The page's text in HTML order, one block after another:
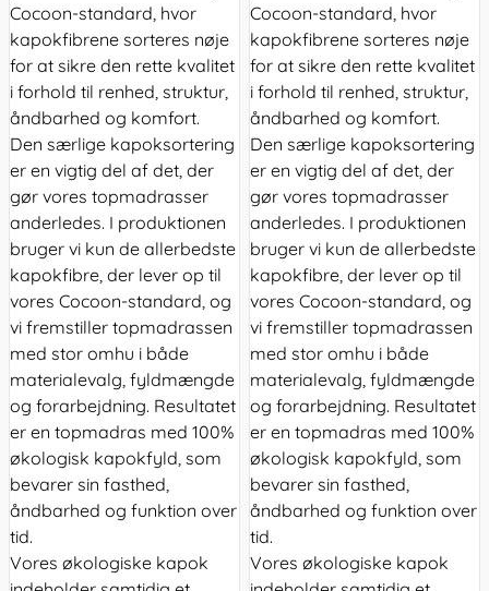
Cocoon-standard, hvor
kapokfibrene sorteres nøje
for at sikre den rette kvalitet
i forhold til renhed, struktur,
åndbarhed og komfort.
Den særlige kapoksortering
er en vigtig del af det, der
gør vores topmadrasser
anderledes. I produktionen
bruger vi kun de allerbedste
kapokfibre, der lever op til
vores Cocoon-standard, og
vi fremstiller topmadrassen
med stor omhu i både
materialevalg, fyldmængde
og forarbejdning. Resultatet
er en topmadras med 100%
økologisk kapokfyld, som
bevarer sin fasthed,
åndbarhed og funktion over
tid.
Vores økologiske kapok
Cocoon-standard, hvor
kapokfibrene sorteres nøje
for at sikre den rette kvalitet
i forhold til renhed, struktur,
åndbarhed og komfort.
Den særlige kapoksortering
er en vigtig del af det, der
gør vores topmadrasser
anderledes. I produktionen
bruger vi kun de allerbedste
kapokfibre, der lever op til
vores Cocoon-standard, og
vi fremstiller topmadrassen
med stor omhu i både
materialevalg, fyldmængde
og forarbejdning. Resultatet
er en topmadras med 100%
økologisk kapokfyld, som
bevarer sin fasthed,
åndbarhed og funktion over
tid.
Vores økologiske kapok